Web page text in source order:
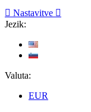
 Nastavitve 
Jezik:
Valuta:
EUR